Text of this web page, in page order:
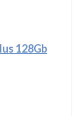
128Gb